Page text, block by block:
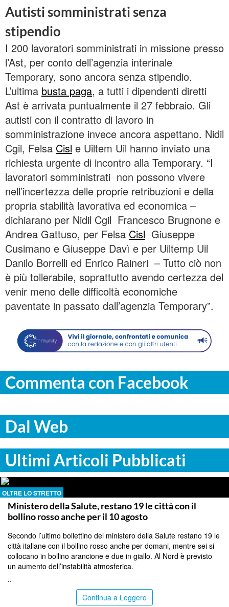
Autisti somministrati senza
stipendio
I 200 lavoratori somministrati in missione presso
l’Ast, per conto dell’agenzia interinale
Temporary, sono ancora senza stipendio.
L’ultima busta paga, a tutti i dipendenti diretti
Ast è arrivata puntualmente il 27 febbraio. Gli
autisti con il contratto di lavoro in
somministrazione invece ancora aspettano. Nidil
Cgil, Felsa Cisl e Uiltem Uil hanno inviato una
richiesta urgente di incontro alla Temporary. “I
lavoratori somministrati non possono vivere
nell’incertezza delle proprie retribuzioni e della
propria stabilità lavorativa ed economica –
dichiarano per Nidil Cgil Francesco Brugnone e
Andrea Gattuso, per Felsa Cisl Giuseppe
Cusimano e Giuseppe Davì e per Uiltemp Uil
Danilo Borrelli ed Enrico Raineri – Tutto ciò non
è più tollerabile, soprattutto avendo certezza del
venir meno delle difficoltà economiche
paventate in passato dall’agenzia Temporary”.
Commenta con Facebook
Dal Web
Ultimi Articoli Pubblicati
OLTRE LO STRETTO
Ministero della Salute, restano 19 le città con il
bollino rosso anche per il 10 agosto
Secondo l’ultimo bollettino del ministero della Salute restano 19 le
città italiane con il bollino rosso anche per domani, mentre sei si
collocano in bollino arancione e due in giallo. Al Nord è previsto
un aumento dell’instabilità atmosferica.
..
Continua a Leggere